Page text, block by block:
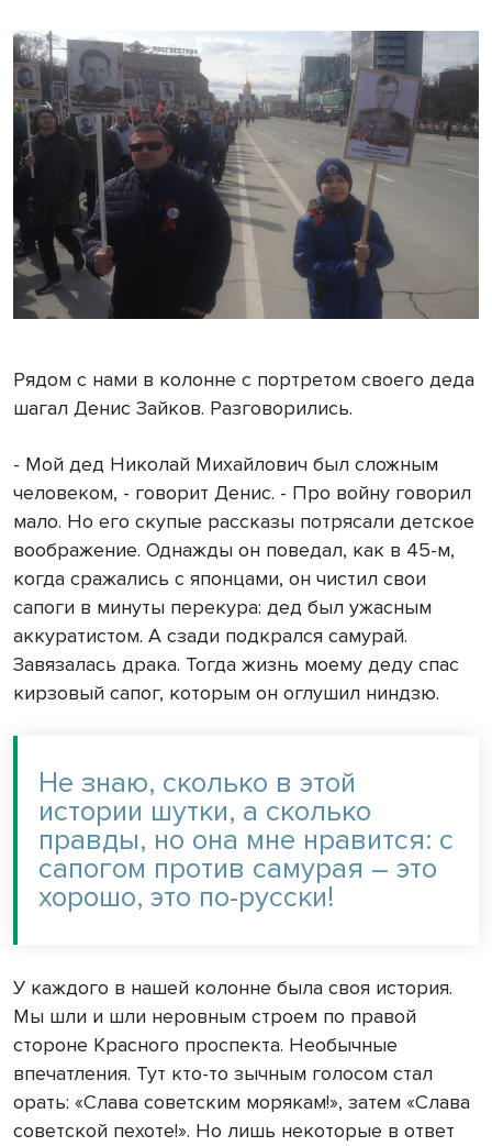
Рядом с нами в колонне с портретом своего деда
шагал Денис Зайков. Разговорились.
- Мой дед Николай Михайлович был сложным
человеком, - говорит Денис. - Про войну говорил
мало. Но его скупые рассказы потрясали детское
воображение. Однажды он поведал, как в 45-м,
когда сражались с японцами, он чистил свои
сапоги в минуты перекура: дед был ужасным
аккуратистом. А сзади подкрался самурай.
Завязалась драка. Тогда жизнь моему деду спас
кирзовый сапог, которым он оглушил ниндзю.
Не знаю, сколько в этой
истории шутки, а сколько
правды, но она мне нравится: с
сапогом против самурая – это
хорошо, это по-русски!
У каждого в нашей колонне была своя история.
Мы шли и шли неровным строем по правой
стороне Красного проспекта. Необычные
впечатления. Тут кто-то зычным голосом стал
орать: «Слава советским морякам!», затем «Слава
советской пехоте!». Но лишь некоторые в ответ